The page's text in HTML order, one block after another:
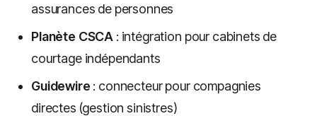
assurances de personnes
Planète CSCA : intégration pour cabinets de
courtage indépendants
Guidewire : connecteur pour compagnies
directes (gestion sinistres)